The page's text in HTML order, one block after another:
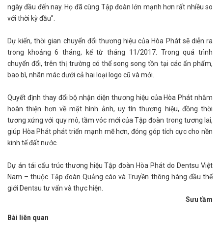
ngày đầu đến nay. Họ đã cùng Tập đoàn lớn mạnh hơn rất nhiều so
với thời kỳ đầu”.
Dự kiến, thời gian chuyển đổi thương hiệu của Hòa Phát sẽ diễn ra
trong khoảng 6 tháng, kể từ tháng 11/2017. Trong quá trình
chuyển đổi, trên thị trường có thể song song tồn tại các ấn phẩm,
bao bì, nhãn mác dưới cả hai loại logo cũ và mới.
Quyết định thay đổi bộ nhận diện thương hiệu của Hòa Phát nhằm
hoàn thiện hơn về mặt hình ảnh, uy tín thương hiệu, đồng thời
tương xứng với quy mô, tầm vóc mới của Tập đoàn trong tương lai,
giúp Hòa Phát phát triển mạnh mẽ hơn, đóng góp tích cực cho nền
kinh tế đất nước.
Dự án tái cấu trúc thương hiệu Tập đoàn Hòa Phát do Dentsu Việt
Nam – thuộc Tập đoàn Quảng cáo và Truyền thông hàng đầu thế
giới Dentsu tư vấn và thực hiện.
Sưu tầm
Bài liên quan